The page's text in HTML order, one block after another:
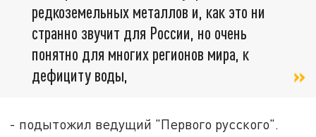
редкоземельных металлов и, как это ни
странно звучит для России, но очень
понятно для многих регионов мира, к
дефициту воды,
- подытожил ведущий "Первого русского".